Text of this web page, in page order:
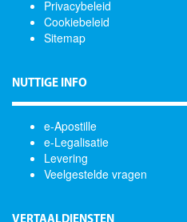
Privacybeleid
Cookiebeleid
Sitemap
NUTTIGE INFO
e-Apostille
e-Legalisatie
Levering
Veelgestelde vragen